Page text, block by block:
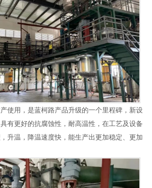
用，是蓝柯路产品升级的一个里程碑，新设
有更好的抗腐蚀性，耐高温性，在工艺及设备
升温，降温速度快，能生产出更加稳定、更加